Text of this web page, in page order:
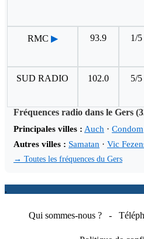
RMC ▶ 93.9 1/5
SUD RADIO 102.0 5/5
Fréquences radio dans le Gers
Principales villes : Auch · Condom
Autres villes : Samatan · Vic
→ Toutes les fréquences du Gers
.
Qui sommes-nous ? -